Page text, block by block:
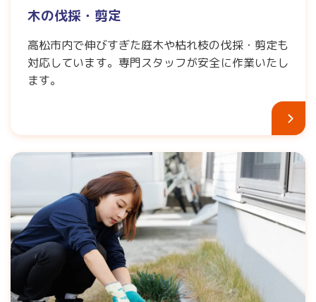
木の伐採・剪定
高松市内で伸びすぎた庭木や枯れ枝の伐採・剪定も
対応しています。専門スタッフが安全に作業いたし
ます。